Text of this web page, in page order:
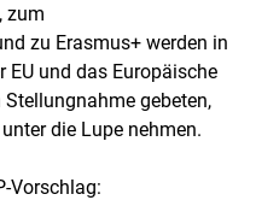
zum
zu Erasmus+ werden in
EU und das Europäische
gebeten,
die Lupe nehmen.
Vorschlag: